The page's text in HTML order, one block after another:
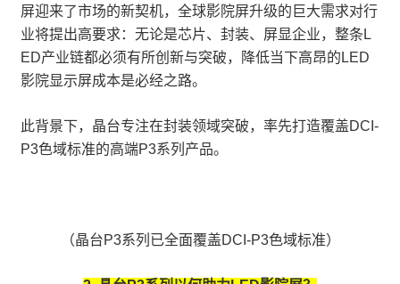
屏迎来了市场的新契机，全球影院屏升级的巨大需求对行
业将提出高要求：无论是芯片、封装、屏显企业，整条L
ED产业链都必须有所创新与突破，降低当下高昂的LED
影院显示屏成本是必经之路。
此背景下，晶台专注在封装领域突破，率先打造覆盖DCI-
P3色域标准的高端P3系列产品。
（晶台P3系列已全面覆盖DCI-P3色域标准）